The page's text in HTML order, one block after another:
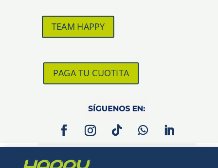
TEAM HAPPY
PAGA TU CUOTITA